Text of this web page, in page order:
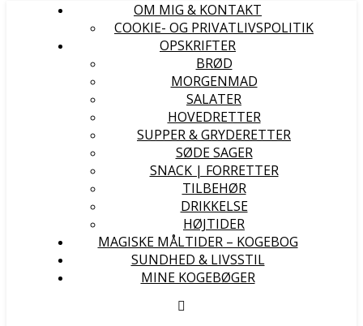
OM MIG & KONTAKT
COOKIE- OG PRIVATLIVSPOLITIK
OPSKRIFTER
BRØD
MORGENMAD
SALATER
HOVEDRETTER
SUPPER & GRYDERETTER
SØDE SAGER
SNACK | FORRETTER
TILBEHØR
DRIKKELSE
HØJTIDER
MAGISKE MÅLTIDER – KOGEBOG
SUNDHED & LIVSSTIL
MINE KOGEBØGER